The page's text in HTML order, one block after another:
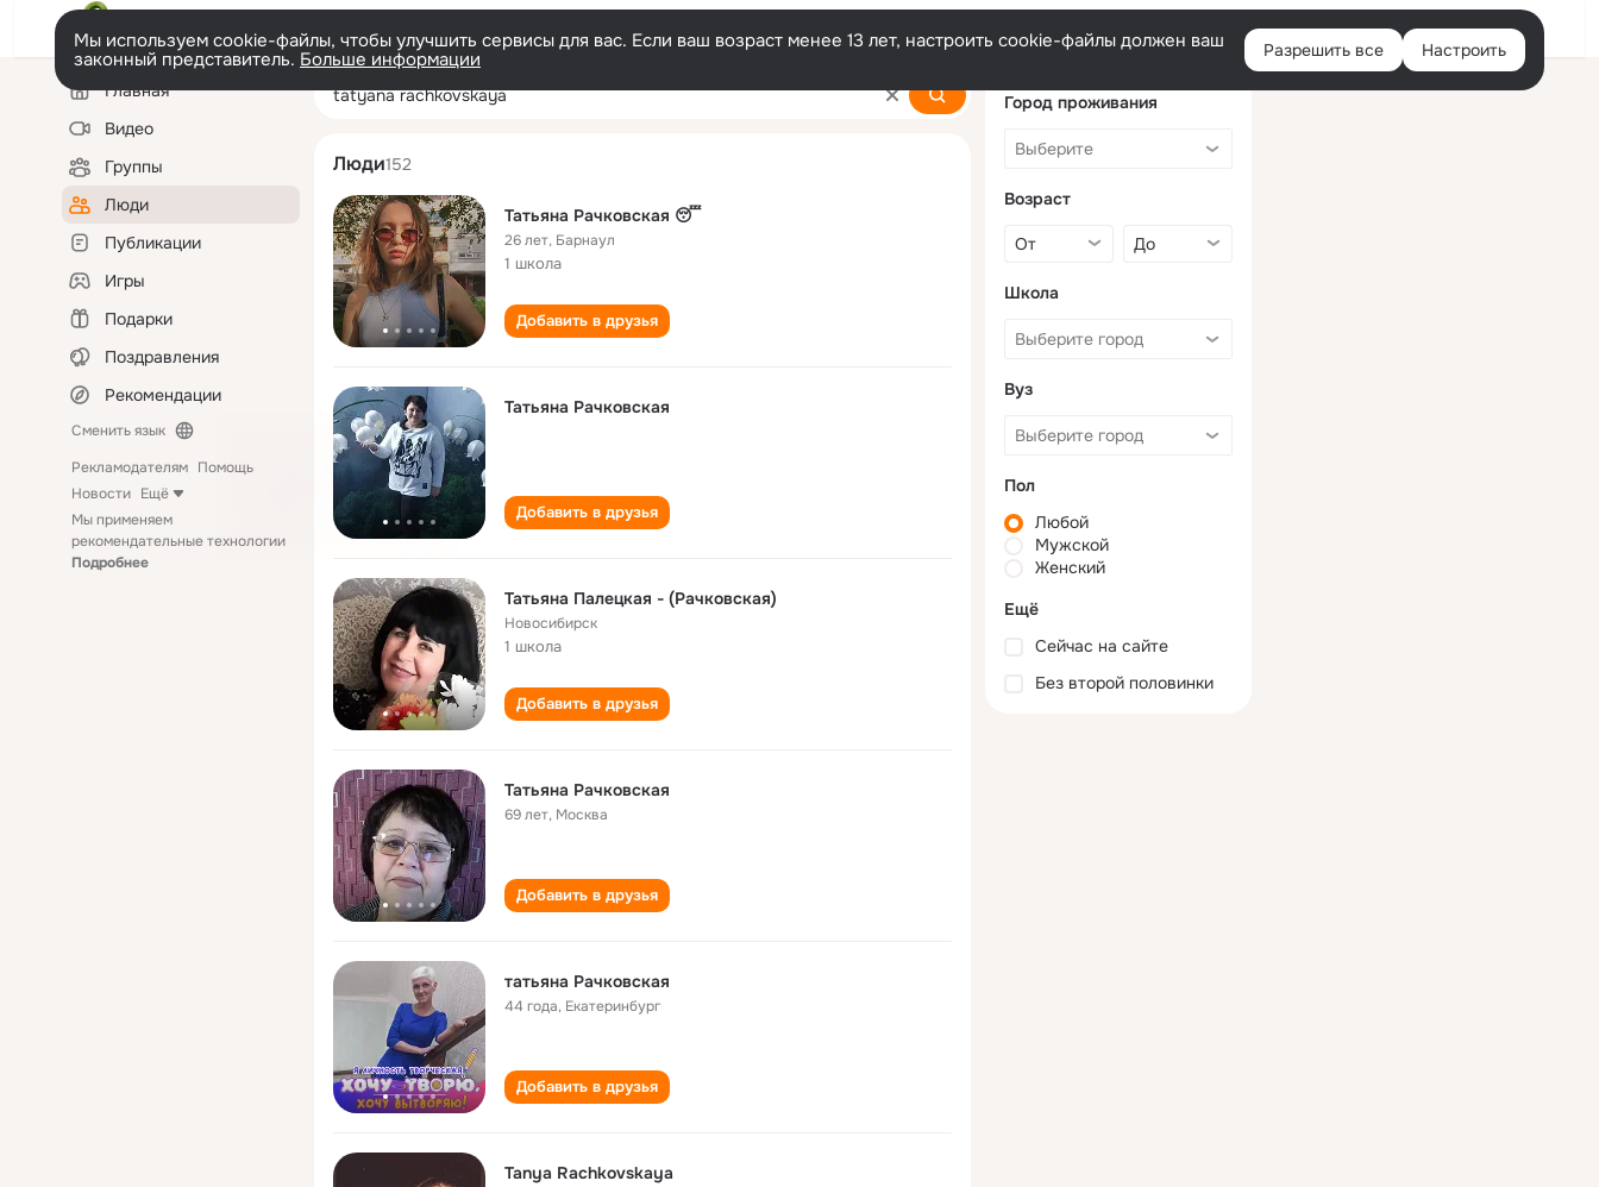
Войти
Мы используем cookie-файлы, чтобы улучшить сервисы для вас. Если ваш возраст менее 13 лет, настроить cookie-файлы должен ваш
законный представитель. Больше информации Разрешить все Настроить
Левая
колонкаГлавная
Видео
Группы
Люди
Публикации
Игры
Подарки
Поздравления
Рекомендации
Сменить язык
Рекламодателям Помощь
Новости Ещё
Мы применяем
рекомендательные технологии
Подробнее
tatyana rachkovskaya
Люди152
Татьяна Рачковская 😴
26 лет, Барнаул
1 школа
Добавить в друзья
Татьяна Рачковская
Добавить в друзья
Татьяна Палецкая - (Рачковская)
Новосибирск
1 школа
Добавить в друзья
Татьяна Рачковская
69 лет, Москва
Добавить в друзья
татьяна Рачковская
44 года, Екатеринбург
Добавить в друзья
Tanya Rachkovskaya
Город проживания
Возраст
Школа
Вуз
Пол
Любой
Мужской
Женский
Ещё
Сейчас на сайте
Без второй половинки